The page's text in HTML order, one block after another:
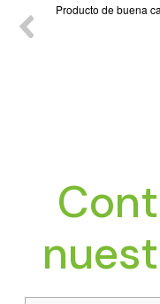
Producto de buena